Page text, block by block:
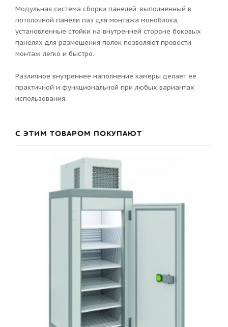
Модульная система сборки панелей, выполненный в
потолочной панели паз для монтажа моноблока,
установленные стойки на внутренней стороне боковых
панелях для размещения полок позволяют провести
монтаж легко и быстро.
Различное внутреннее наполнение камеры делает ее
практичной и функциональной при любых вариантах
использования.
С ЭТИМ ТОВАРОМ ПОКУПАЮТ